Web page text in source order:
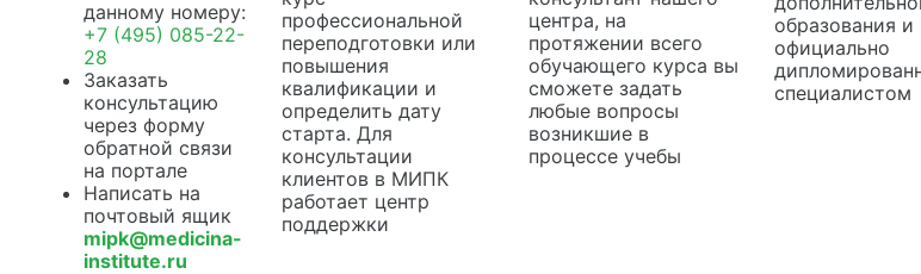
данному номеру:
+7 (495) 085-22-
28
Заказать
консультацию
через форму
обратной связи
на портале
Написать на
почтовый ящик
mipk@medicina-
institute.ru
профессиональной
переподготовки или
повышения
квалификации и
определить дату
старта. Для
консультации
клиентов в МИПК
работает центр
поддержки
центра, на
протяжении всего
обучающего курса вы
сможете задать
любые вопросы
возникшие в
процессе учебы
образования и
официально
специалистом